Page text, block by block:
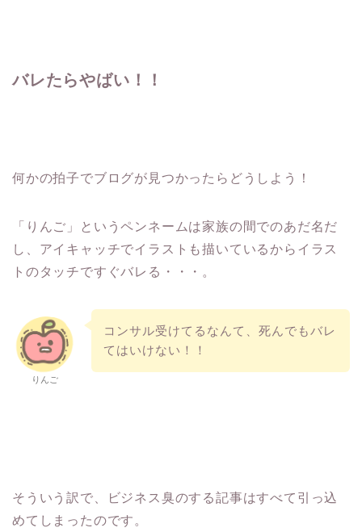
バレたらやばい！！
何かの拍子でブログが見つかったらどうしよう！
「りんご」というペンネームは家族の間でのあだ名だ
し、アイキャッチでイラストも描いているからイラス
トのタッチですぐバレる・・・。
りんご
コンサル受けてるなんて、死んでもバレ
てはいけない！！
そういう訳で、ビジネス臭のする記事はすべて引っ込
めてしまったのです。